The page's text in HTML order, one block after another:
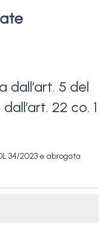
dall’art. 5 del
22 co. 1
34/2023 e abrogata